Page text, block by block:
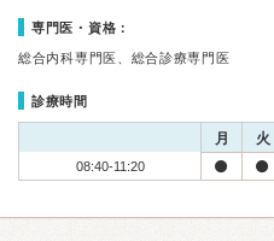
専門医・資格：
総合内科専門医、総合診療専門医
診療時間
月 火
08:40-11:20